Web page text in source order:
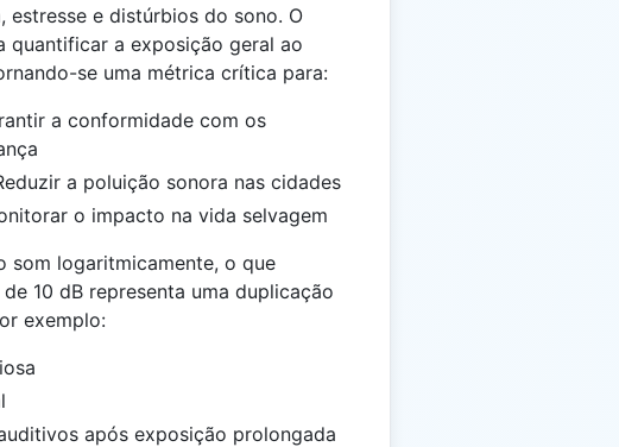
estresse e distúrbios do sono. O
quantificar a exposição geral ao
se uma métrica crítica para:
a conformidade com os
a poluição sonora nas cidades
o impacto na vida selvagem
som logaritmicamente, o que
10 dB representa uma duplicação
exemplo:
após exposição prolongada